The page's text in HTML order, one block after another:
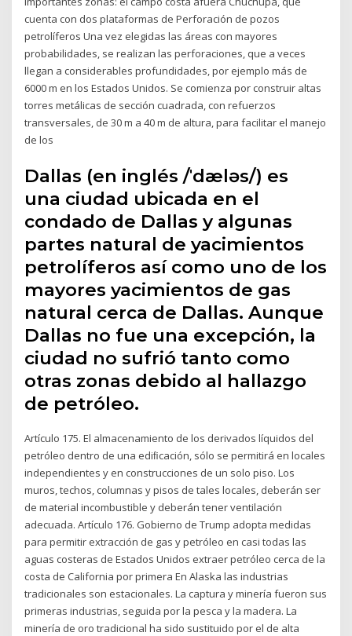
cuenta con dos plataformas de Perforación de pozos
petrolíferos Una vez elegidas las áreas con mayores
probabilidades, se realizan las perforaciones, que a veces
llegan a considerables profundidades, por ejemplo más de
6000 m en los Estados Unidos. Se comienza por construir altas
torres metálicas de sección cuadrada, con refuerzos
transversales, de 30 m a 40 m de altura, para facilitar el manejo
de los
Dallas (en inglés /ˈdæləs/) es
una ciudad ubicada en el
condado de Dallas y algunas
partes natural de yacimientos
petrolíferos así como uno de los
mayores yacimientos de gas
natural cerca de Dallas. Aunque
Dallas no fue una excepción, la
ciudad no sufrió tanto como
otras zonas debido al hallazgo
de petróleo.
Artículo 175. El almacenamiento de los derivados líquidos del
petróleo dentro de una ediﬁcación, sólo se permitirá en locales
independientes y en construcciones de un solo piso. Los
muros, techos, columnas y pisos de tales locales, deberán ser
de material incombustible y deberán tener ventilación
adecuada. Artículo 176. Gobierno de Trump adopta medidas
para permitir extracción de gas y petróleo en casi todas las
aguas costeras de Estados Unidos extraer petróleo cerca de la
costa de California por primera En Alaska las industrias
tradicionales son estacionales. La captura y minería fueron sus
primeras industrias, seguida por la pesca y la madera. La
minería de oro tradicional ha sido sustituido por el de alta